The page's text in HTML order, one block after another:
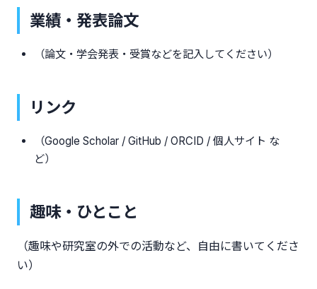
業績・発表論文
（論文・学会発表・受賞などを記入してください）
リンク
（Google Scholar / GitHub / ORCID / 個人サイト な
ど）
趣味・ひとこと
（趣味や研究室の外での活動など、自由に書いてくださ
い）